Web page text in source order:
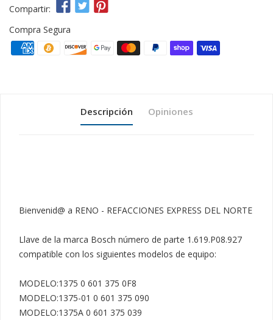
Compartir:
Compra Segura
Descripción Opiniones
Bienvenid@ a RENO - REFACCIONES EXPRESS DEL NORTE
Llave de la marca Bosch número de parte 1.619.P08.927
compatible con los siguientes modelos de equipo:
MODELO:1375 0 601 375 0F8
MODELO:1375-01 0 601 375 090
MODELO:1375A 0 601 375 039